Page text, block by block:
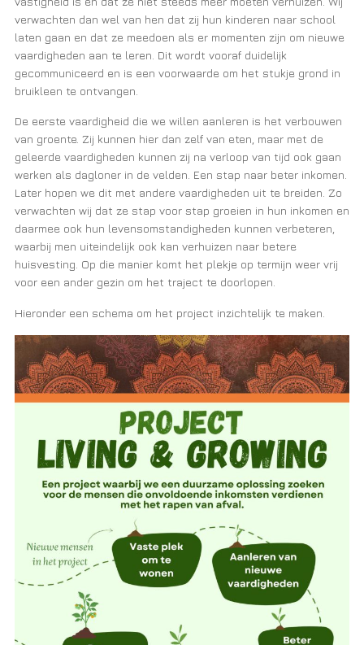
verwachten dan wel van hen dat zij hun kinderen naar school
laten gaan en dat ze meedoen als er momenten zijn om nieuwe
vaardigheden aan te leren. Dit wordt vooraf duidelijk
gecommuniceerd en is een voorwaarde om het stukje grond in
bruikleen te ontvangen.
De eerste vaardigheid die we willen aanleren is het verbouwen
van groente. Zij kunnen hier dan zelf van eten, maar met de
geleerde vaardigheden kunnen zij na verloop van tijd ook gaan
werken als dagloner in de velden. Een stap naar beter inkomen.
Later hopen we dit met andere vaardigheden uit te breiden. Zo
verwachten wij dat ze stap voor stap groeien in hun inkomen en
daarmee ook hun levensomstandigheden kunnen verbeteren,
waarbij men uiteindelijk ook kan verhuizen naar betere
huisvesting. Op die manier komt het plekje op termijn weer vrij
voor een ander gezin om het traject te doorlopen.
Hieronder een schema om het project inzichtelijk te maken.